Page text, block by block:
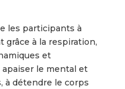
les participants à
grâce à la respiration,
et
apaiser le mental et
à détendre le corps